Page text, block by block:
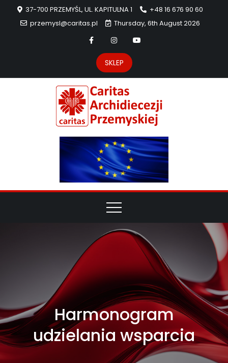
37-700 PRZEMYŚL, UL. KAPITULNA 1
+48 16 676 90 60
przemysl@caritas.pl
Thursday, 6th August 2026
SKLEP
Harmonogram
udzielania wsparcia